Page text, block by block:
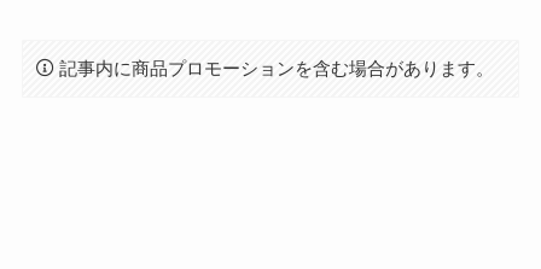
記事内に商品プロモーションを含む場合があります。